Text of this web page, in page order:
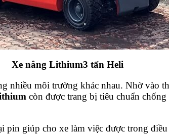
Xe nâng Lithium3 tấn Heli
nhiều môi trường khác nhau. Nhờ vào
còn được trang bị tiêu chuẩn
pin giúp cho xe làm việc được trong